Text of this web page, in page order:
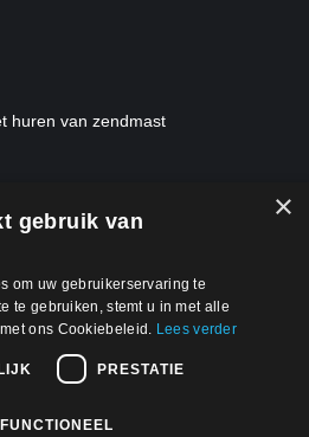
huren van zendmast
×
gebruik van
om uw gebruikerservaring te
te gebruiken, stemt u in met alle
ons Cookiebeleid. Lees verder
PRESTATIE
FUNCTIONEEL